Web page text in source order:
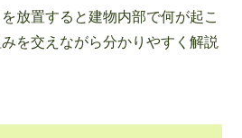
放置すると建物内部で何が起こ
を交えながら分かりやすく解説